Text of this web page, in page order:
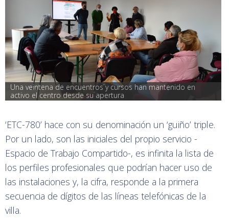
Una veintena de encuentros y cursos han mantenido en
activo el centro desde su apertura
‘ETC-780’ hace con su denominación un ‘guiño’ triple.
Por un lado, son las iniciales del propio servicio -
Espacio de Trabajo Compartido-, es infinita la lista de
los perfiles profesionales que podrían hacer uso de
las instalaciones y, la cifra, responde a la primera
secuencia de dígitos de las líneas telefónicas de la
villa.